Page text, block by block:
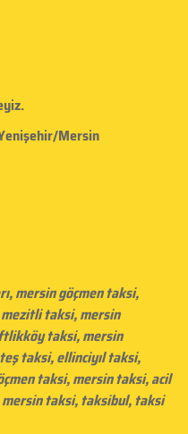
Mersin
mersin göçmen taksi,
taksi,mersin
taksi, mersin
taksi, ellinciyıl taksi,
taksi,mersin taksi, acil
mersin taksi, taksibul, taksi